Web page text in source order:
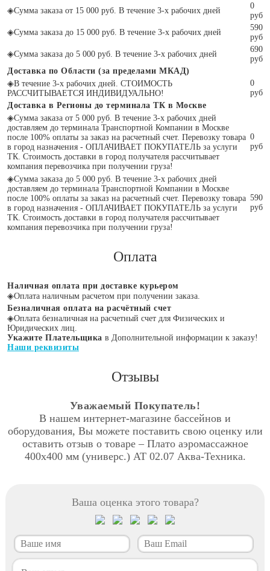
◈Сумма заказа от 15 000 руб. В течение 3-х рабочих дней
0
руб
◈Сумма заказа до 15 000 руб. В течение 3-х рабочих дней
590
руб
◈Сумма заказа до 5 000 руб. В течение 3-х рабочих дней
690
руб
Доставка по Области (за пределами МКАД)
◈В течение 3-х рабочих дней. СТОИМОСТЬ
РАССЧИТЫВАЕТСЯ ИНДИВИДУАЛЬНО!
0
руб
Доставка в Регионы до терминала ТК в Москве
◈Сумма заказа от 5 000 руб. В течение 3-х рабочих дней
доставляем до терминала Транспортной Компании в Москве
после 100% оплаты за заказ на расчетный счет. Перевозку товара
в город назначения - ОПЛАЧИВАЕТ ПОКУПАТЕЛЬ за услуги
ТК. Стоимость доставки в город получателя рассчитывает
компания перевозчика при получении груза!
0
руб
◈Сумма заказа до 5 000 руб. В течение 3-х рабочих дней
доставляем до терминала Транспортной Компании в Москве
после 100% оплаты за заказ на расчетный счет. Перевозку товара
в город назначения - ОПЛАЧИВАЕТ ПОКУПАТЕЛЬ за услуги
ТК. Стоимость доставки в город получателя рассчитывает
компания перевозчика при получении груза!
590
руб
Оплата
Наличная оплата при доставке курьером
◈Оплата наличным расчетом при получении заказа.
Безналичная оплата на расчётный счет
◈Оплата безналичная на расчетный счет для Физических и
Юридических лиц.
Укажите Плательщика в Дополнительной информации к заказу!
Наши реквизиты
Отзывы
Уважаемый Покупатель!
В нашем интернет-магазине бассейнов и
оборудования, Вы можете поставить свою оценку или
оставить отзыв о товаре – Плато аэромассажное
400х400 мм (универс.) АТ 02.07 Аква-Техника.
Ваша оценка этого товара?